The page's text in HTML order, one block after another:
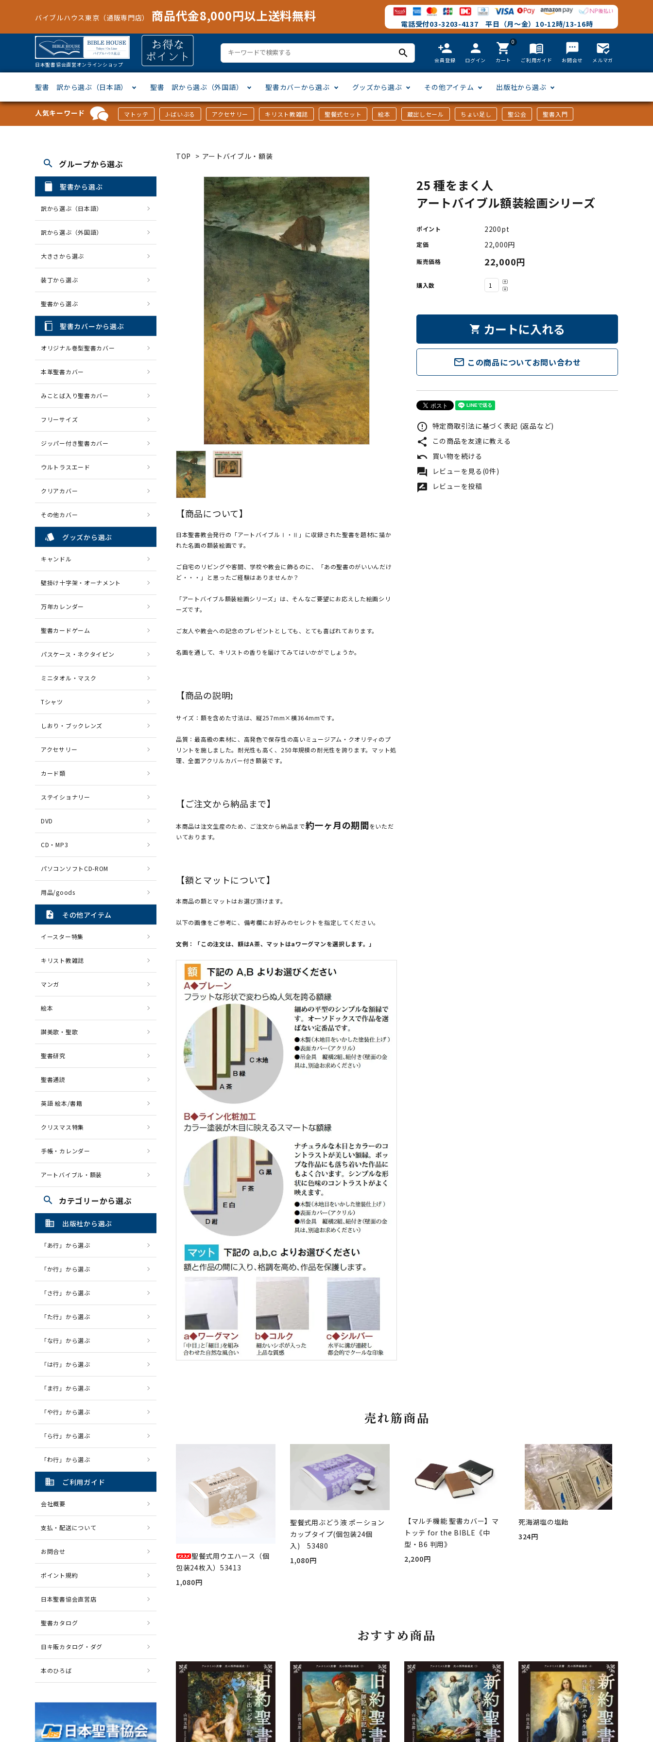
バイブルハウス東京（通販専門店） 商品代金8,000円以上送料無料 電話受付03-3203-4137 平日（月～金）10-12時/13-16時
日本聖書協会直営オンラインショップ
search person_add
会員登録
person
ログイン
0
shopping_cart
カート
menu_book
ご利用ガイド
textsms
お問合せ
mark_email_read
メルマガ
聖書 訳から選ぶ（日本語）
新改訳
聖書 訳から選ぶ（外国語）
ドイツ語
その他ヨーロッパ言語 その他アジアの言語 アフリカの言語
聖書カバーから選ぶ
ジッパー付き聖書カバー
グッズから選ぶ
パスケース・ネクタイピン
カード類 ステイショナリー DVD
CD・MP3 パソコンソフトCD-ROM 用品/goods
その他アイテム
聖書通読
クリスマス特集 手帳・カレンダー
出版社から選ぶ
「な行」から選ぶ
「わ行」から選ぶ
人気キーワード マトッテ J-ばいぶる アクセサリー キリスト教雑誌 聖餐式セット 絵本 蔵出しセール ちょい足し 聖公会 聖書入門
TOP > アートバイブル・額装
【商品について】
日本聖書教会発行の「アートバイブルⅠ・Ⅱ」に収録された聖書を題材に描か
れた名画の額装絵画です。
ご自宅のリビングや客間、学校や教会に飾るのに、「あの聖書のがいいんだけ
ど・・・」と思ったご経験はありませんか？
「アートバイブル額装絵画シリーズ」は、そんなご要望にお応えした絵画シリ
ーズです。
ご友人や教会への記念のプレゼントとしても、とても喜ばれております。
名画を通して、キリストの香りを届けてみてはいかがでしょうか。
【商品の説明】
サイズ：額を含めた寸法は、縦257mm×横364mmです。
品質：最高級の素材に、高発色で保存性の高いミュージアム・クオリティのプ
リントを施しました。耐光性も高く、250年規模の耐光性を誇ります。マット処
理、全面アクリルカバー付き額装です。
【ご注文から納品まで】
本商品は注文生産のため、ご注文から納品まで約一ヶ月の期間をいただ
いております。
【額とマットについて】
本商品の額とマットはお選び頂けます。
以下の画像をご参考に、備考欄にお好みのセレクトを指定してください。
文例：「この注文は、額はA茶、マットはaワーグマンを選択します。」
25 種をまく人
アートバイブル額装絵画シリーズ
ポイント 2200pt
定価 22,000円
販売価格 22,000円
購入数
shopping_cart カートに入れる
mail_outline この商品についてお問い合わせ
error_outline 特定商取引法に基づく表記 (返品など)
share この商品を友達に教える
undo 買い物を続ける
forum レビューを見る(0件)
rate_review レビューを投稿
売れ筋商品
聖餐式用ウエハース（個
包装24枚入）53413
1,080円
聖餐式用ぶどう液 ポーション
カップタイプ(個包装24個
入) 53480
1,080円
【マルチ機能 聖書カバー】マ
トッテ for the BIBLE《中
型・B6 判用》
2,200円
死海湖塩の塩飴
324円
おすすめ商品
search グループから選ぶ
聖書から選ぶ
訳から選ぶ（日本語）
訳から選ぶ（外国語）
大きさから選ぶ
装丁から選ぶ
聖書から選ぶ
聖書カバーから選ぶ
オリジナル巻型聖書カバー
本革聖書カバー
みことば入り聖書カバー
フリーサイズ
ジッパー付き聖書カバー
ウルトラスエード
クリアカバー
その他カバー
style グッズから選ぶ
キャンドル
壁掛け十字架・オーナメント
万年カレンダー
聖書カードゲーム
パスケース・ネクタイピン
ミニタオル・マスク
Tシャツ
しおり・ブックレンズ
アクセサリー
カード類
ステイショナリー
DVD
CD・MP3
パソコンソフトCD-ROM
用品/goods
note_add その他アイテム
イースター特集
キリスト教雑誌
マンガ
絵本
讃美歌・聖歌
聖書研究
聖書通読
英語 絵本/書籍
クリスマス特集
手帳・カレンダー
アートバイブル・額装
search カテゴリーから選ぶ
domain 出版社から選ぶ
「あ行」から選ぶ
「か行」から選ぶ
「さ行」から選ぶ
「た行」から選ぶ
「な行」から選ぶ
「は行」から選ぶ
「ま行」から選ぶ
「や行」から選ぶ
「ら行」から選ぶ
「わ行」から選ぶ
domain ご利用ガイド
会社概要
支払・配送について
お問合せ
ポイント規約
日本聖書協会直営店
聖書カタログ
日キ販カタログ・ダグ
本のひろば